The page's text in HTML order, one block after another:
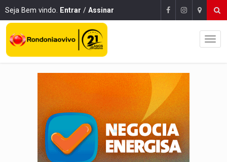
Seja Bem vindo. Entrar / Assinar